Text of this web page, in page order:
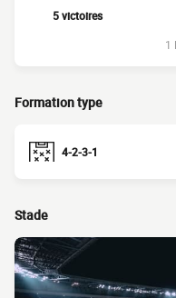
5 victoires
1
Formation type
4-2-3-1
Stade